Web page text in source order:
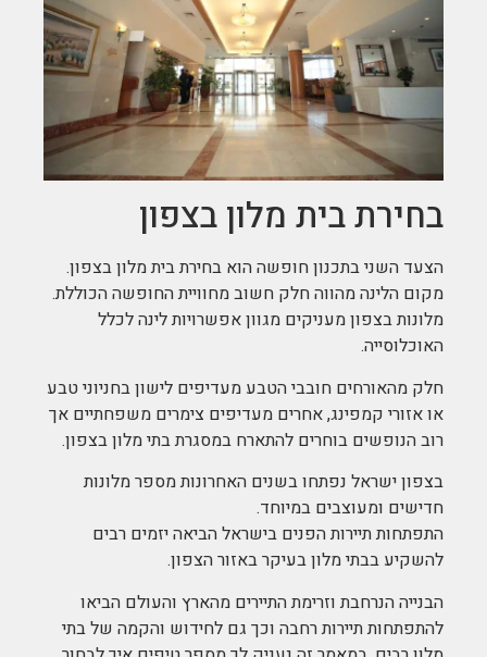
בחירת בית מלון בצפון
הצעד השני בתכנון חופשה הוא בחירת בית מלון בצפון.
מקום הלינה מהווה חלק חשוב מחוויית החופשה הכוללת.
מלונות בצפון מעניקים מגוון אפשרויות לינה לכלל
האוכלוסייה.
חלק מהאורחים חובבי הטבע מעדיפים לישון בחניוני טבע
או אזורי קמפינג, אחרים מעדיפים צימרים משפחתיים אך
רוב הנופשים בוחרים להתארח במסגרת בתי מלון בצפון.
בצפון ישראל נפתחו בשנים האחרונות מספר מלונות
חדישים ומעוצבים במיוחד.
התפתחות תיירות הפנים בישראל הביאה יזמים רבים
להשקיע בבתי מלון בעיקר באזור הצפון.
הבנייה הנרחבת וזרימת התיירים מהארץ והעולם הביאו
להתפתחות תיירות רחבה וכך גם לחידוש והקמה של בתי